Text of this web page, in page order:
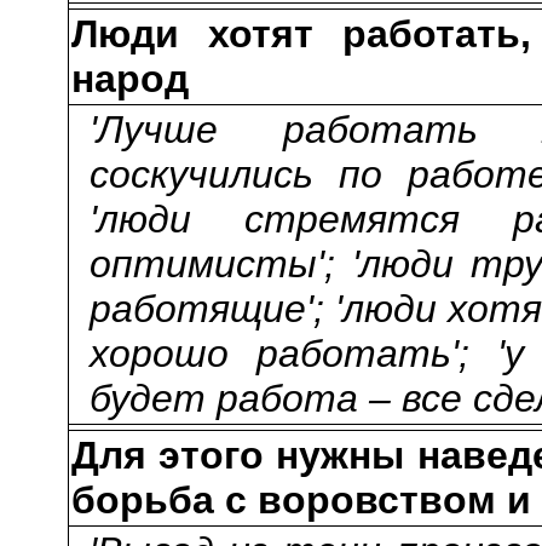
Люди хотят
народ
'Лучше работать
соскучились по
'люди стремятся
оптимисты'; 'люди
работящие'; 'люди
хорошо работать';
будет работа – все
Для этого нужны
борьба с воровством и